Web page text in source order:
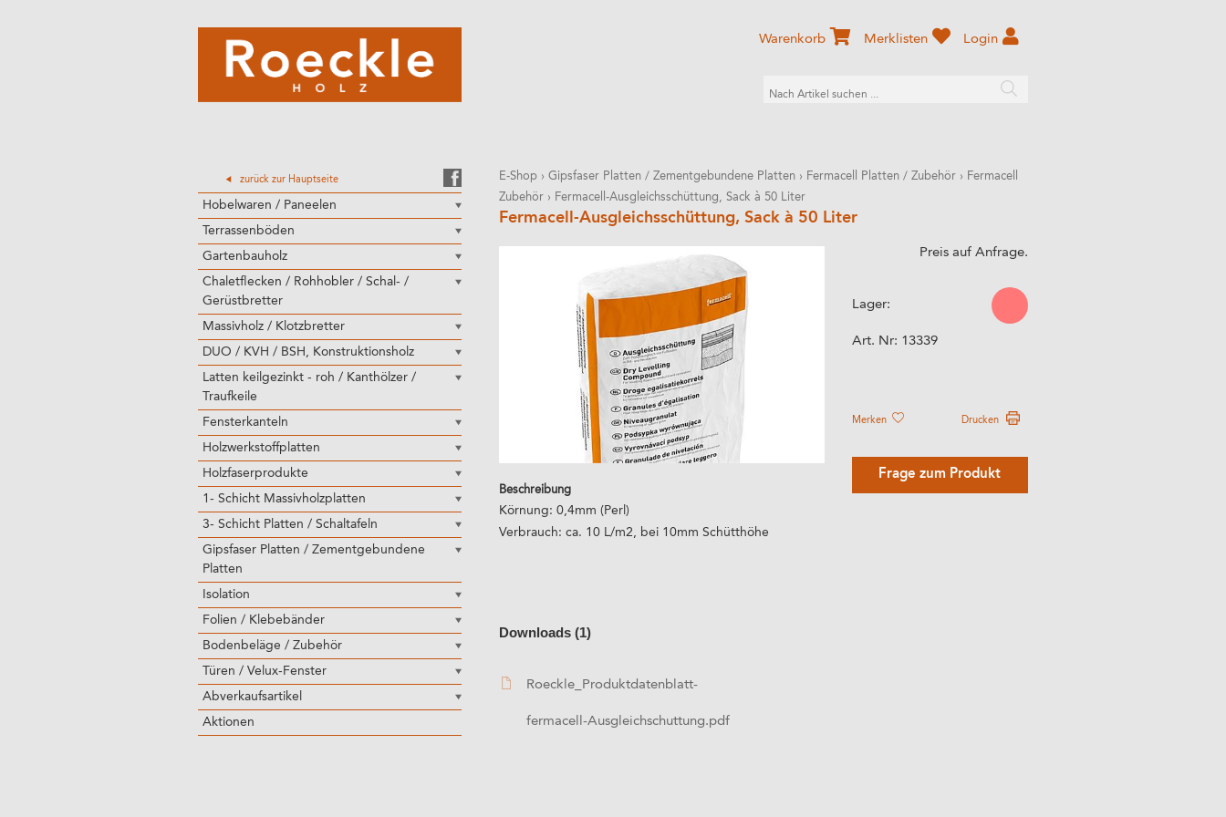
zurück zur Hauptseite
Hobelwaren / Paneelen
Terrassenböden
Gartenbauholz
Chaletflecken / Rohhobler / Schal- /
Gerüstbretter
Massivholz / Klotzbretter
DUO / KVH / BSH, Konstruktionsholz
Latten keilgezinkt - roh / Kanthölzer /
Traufkeile
Fensterkanteln
Holzwerkstoffplatten
Holzfaserprodukte
1- Schicht Massivholzplatten
3- Schicht Platten / Schaltafeln
Gipsfaser Platten / Zementgebundene
Platten
Isolation
Folien / Klebebänder
Bodenbeläge / Zubehör
Türen / Velux-Fenster
Abverkaufsartikel
Aktionen
Warenkorb Merklisten Login
E-Shop › Gipsfaser Platten / Zementgebundene Platten › Fermacell Platten / Zubehör › Fermacell
Zubehör › Fermacell-Ausgleichsschüttung, Sack à 50 Liter
Fermacell-Ausgleichsschüttung, Sack à 50 Liter
Beschreibung
Körnung: 0,4mm (Perl)
Verbrauch: ca. 10 L/m2, bei 10mm Schütthöhe
Preis auf Anfrage.
Lager:
Art. Nr: 13339
Merken Drucken
Frage zum Produkt
Downloads (1)
Roeckle_Produktdatenblatt-
fermacell-Ausgleichschuttung.pdf